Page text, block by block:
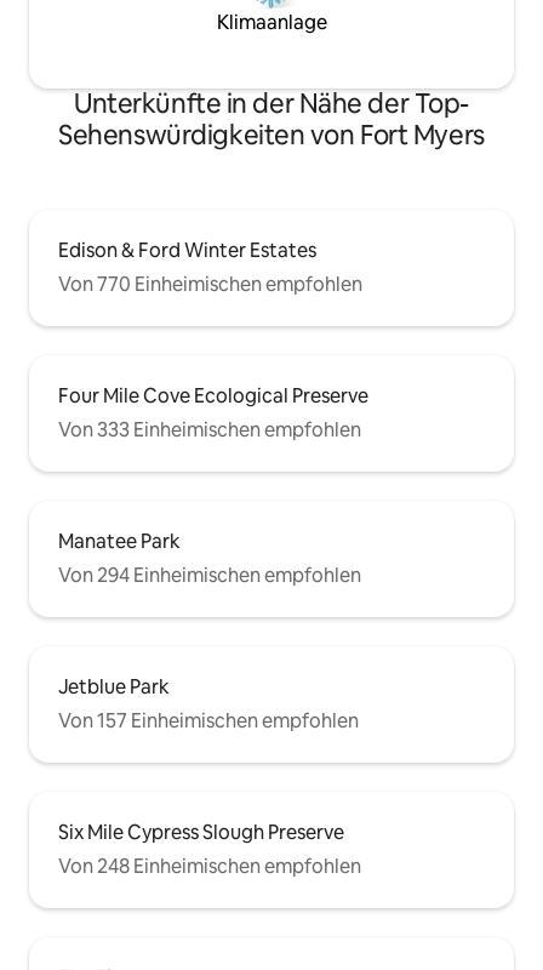
Klimaanlage
Unterkünfte in der Nähe der Top-
Sehenswürdigkeiten von Fort Myers
Edison & Ford Winter Estates
Von 770 Einheimischen empfohlen
Four Mile Cove Ecological Preserve
Von 333 Einheimischen empfohlen
Manatee Park
Von 294 Einheimischen empfohlen
Jetblue Park
Von 157 Einheimischen empfohlen
Six Mile Cypress Slough Preserve
Von 248 Einheimischen empfohlen